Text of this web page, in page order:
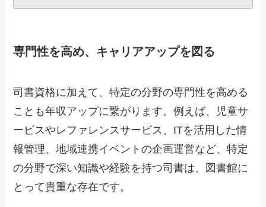
専門性を高め、キャリアアップを図る
司書資格に加えて、特定の分野の専門性を高める
ことも年収アップに繋がります。例えば、児童サ
ービスやレファレンスサービス、ITを活用した情
報管理、地域連携イベントの企画運営など、特定
の分野で深い知識や経験を持つ司書は、図書館に
とって貴重な存在です。